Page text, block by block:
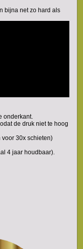
bijna net zo hard als
onderkant.
de druk niet te hoog
voor 30x schieten)
4 jaar houdbaar).